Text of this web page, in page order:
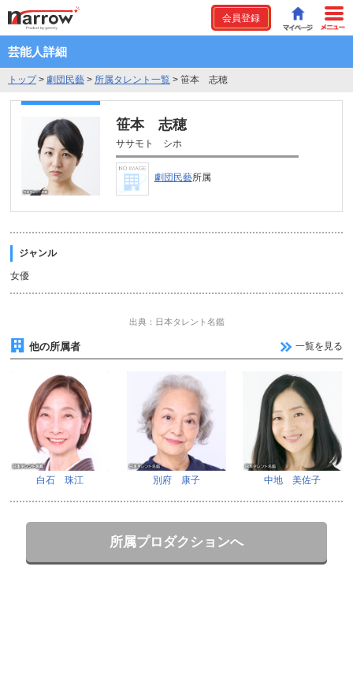
会員登録
芸能人詳細
トップ> 劇団民藝 > 所属タレント一覧 > 笹本 志穂
笹本 志穂
ササモト シホ
劇団民藝所属
ジャンル
女優
出典：日本タレント名鑑
他の所属者 一覧を見る
白石 珠江 別府 康子 中地 美佐子
所属プロダクションへ